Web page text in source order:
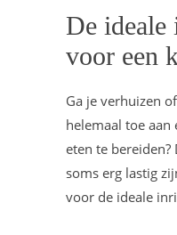
De
voor een
Ga je verhuizen
helemaal toe
eten te
soms erg lastig
voor de ideale